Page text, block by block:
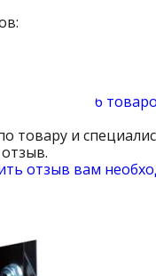
6
товару и
отзыв вам